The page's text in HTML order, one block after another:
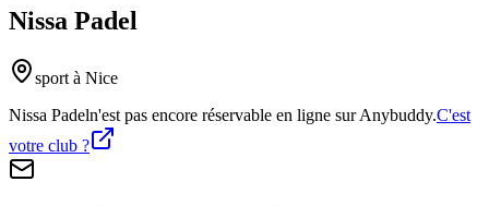
Nissa Padel
sport à Nice
Nissa Padeln'est pas encore réservable en ligne sur Anybuddy.C'est
votre club ?